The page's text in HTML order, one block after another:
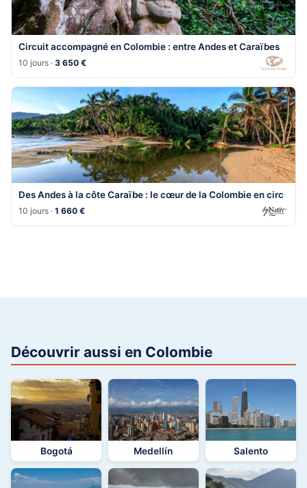
Circuit accompagné en Colombie : entre Andes et Caraïbes
10 jours ·3 650 €
Des Andes à la côte Caraïbe : le cœur de la Colombie en circ
10 jours ·1 660 €
Découvrir aussi en Colombie
Bogotá Medellín Salento